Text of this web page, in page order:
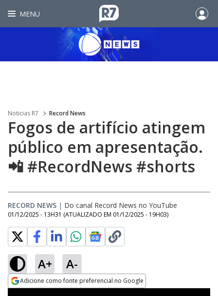
MENU
Noticias R7 Record News
Fogos de artifício atingem
público em apresentação.
📲 #RecordNews #shorts
RECORD NEWS | Do canal Record News no YouTube
01/12/2025 - 13H31 (ATUALIZADO EM 01/12/2025 - 19H03)
A+ A-
Adicione como fonte preferencial no Google